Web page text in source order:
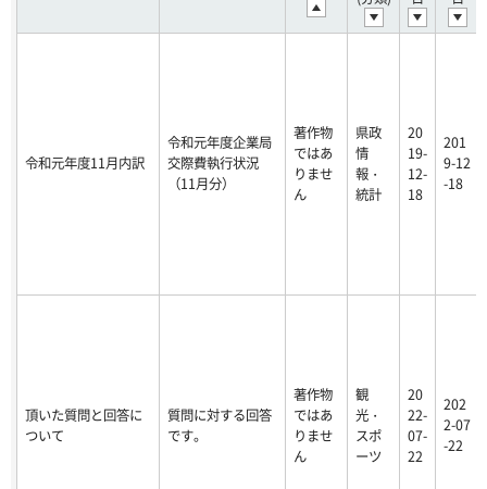
令和元年度11月内訳
令和元年度企業局
交際費執行状況
（11月分）
著作物
ではあ
りませ
ん
県政
情
報・
統計
20
19-
12-
18
201
9-12
-18
頂いた質問と回答に
ついて
質問に対する回答
です。
著作物
ではあ
りませ
ん
観
光・
スポ
ーツ
20
22-
07-
22
202
2-07
-22